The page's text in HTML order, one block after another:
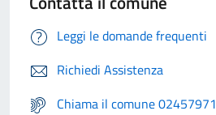
Leggi le domande frequenti
Richiedi Assistenza
Chiama il comune 02457971